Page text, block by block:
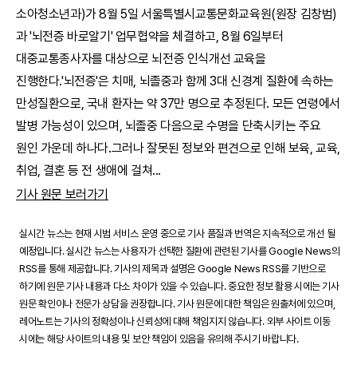
소아청소년과)가 8월 5일 서울특별시교통문화교육원(원장 김창범)
과 '뇌전증 바로알기' 업무협약을 체결하고, 8월 6일부터
대중교통종사자를 대상으로 뇌전증 인식개선 교육을
진행한다.'뇌전증'은 치매, 뇌졸중과 함께 3대 신경계 질환에 속하는
만성질환으로, 국내 환자는 약 37만 명으로 추정된다. 모든 연령에서
발병 가능성이 있으며, 뇌졸중 다음으로 수명을 단축시키는 주요
원인 가운데 하나다.그러나 잘못된 정보와 편견으로 인해 보육, 교육,
취업, 결혼 등 전 생애에 걸쳐...
기사 원문 보러가기
실시간 뉴스는 현재 시범 서비스 운영 중으로 기사 품질과 번역은 지속적으로 개선 될
예정입니다. 실시간 뉴스는 사용자가 선택한 질환에 관련된 기사를 Google News의
RSS를 통해 제공합니다. 기사의 제목과 설명은 Google News RSS를 기반으로
하기에 원문 기사 내용과 다소 차이가 있을 수 있습니다. 중요한 정보 활용 시에는 기사
원문 확인이나 전문가 상담을 권장합니다. 기사 원문에 대한 책임은 원출처에 있으며,
레어노트는 기사의 정확성이나 신뢰성에 대해 책임지지 않습니다. 외부 사이트 이동
시에는 해당 사이트의 내용 및 보안 책임이 있음을 유의해 주시기 바랍니다.